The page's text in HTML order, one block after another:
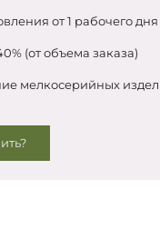
от 1 рабочего дня
(от объема заказа)
мелкосерийных